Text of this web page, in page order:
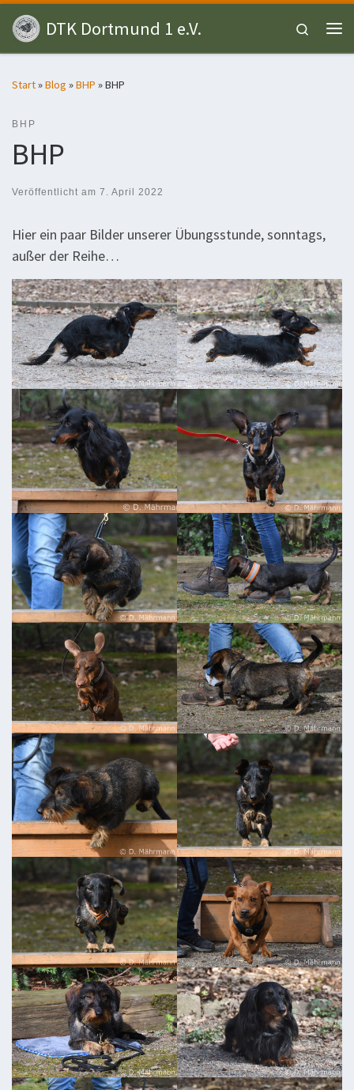
Zum Inhalt springen
DTK Dortmund 1 e.V.
Search
Start»Blog »BHP »BHP
BHP
BHP
Veröffentlicht am 7. April 2022
Hier ein paar Bilder unserer Übungsstunde, sonntags,
außer der Reihe…